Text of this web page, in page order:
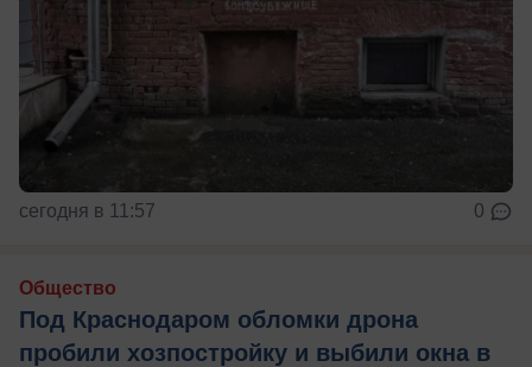
сегодня в 11:57 0
Общество
Под Краснодаром обломки дрона
пробили хозпостройку и выбили окна в